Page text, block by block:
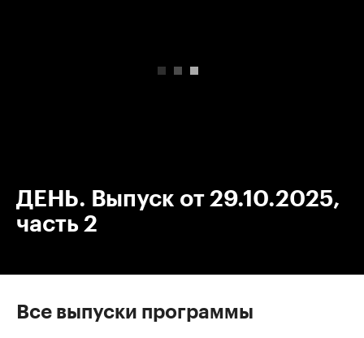
ДЕНЬ. Выпуск от 29.10.2025,
часть 2
Все выпуски программы